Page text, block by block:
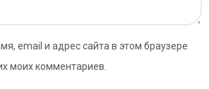
email и адрес сайта в этом браузере
моих комментариев.